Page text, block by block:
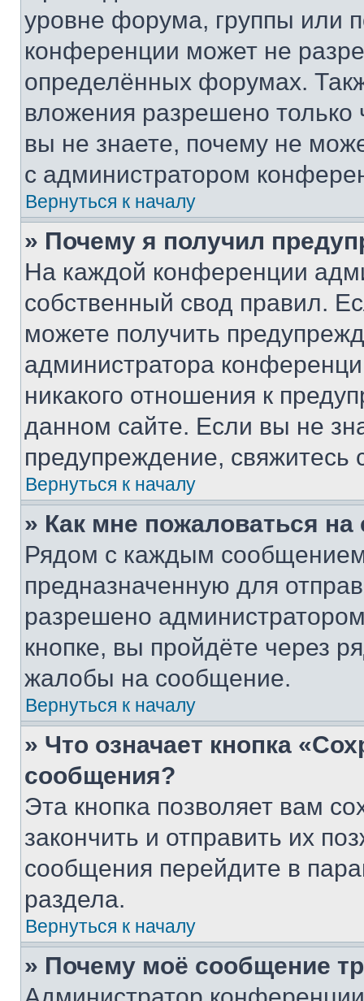
уровне форума, группы или
конференции может не
определённых форумах.
вложения разрешено
вы не знаете, почему не
с администратором
Вернуться к началу
» Почему я получил
На каждой конференции
собственный свод правил.
можете получить
администратора
никакого отношения к
данном сайте. Если вы не
предупреждение,
Вернуться к началу
» Как мне пожаловаться
Рядом с каждым сообщением
предназначенную для
разрешено
кнопке, вы пройдёте через
жалобы на сообщение.
Вернуться к началу
» Что означает кнопка
сообщения?
Эта кнопка позволяет вам
закончить и отправить их
сообщения перейдите в
раздела.
Вернуться к началу
» Почему моё сообщение